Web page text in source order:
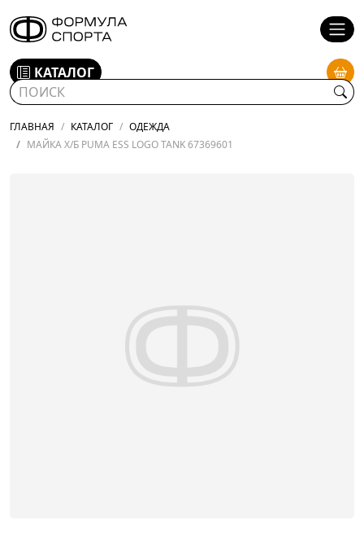
КАТАЛОГ
ГЛАВНАЯ КАТАЛОГ
ОДЕЖДА
МАЙКА Х/Б PUMA ESS LOGO TANK 67369601